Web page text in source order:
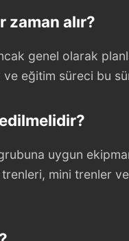
alır?
genel olarak
eğitim süreci bu
uygun
mini trenler